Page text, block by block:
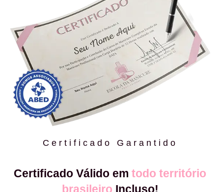
Certificado Garantido
Certificado Válido em todo território
brasileiro Incluso!